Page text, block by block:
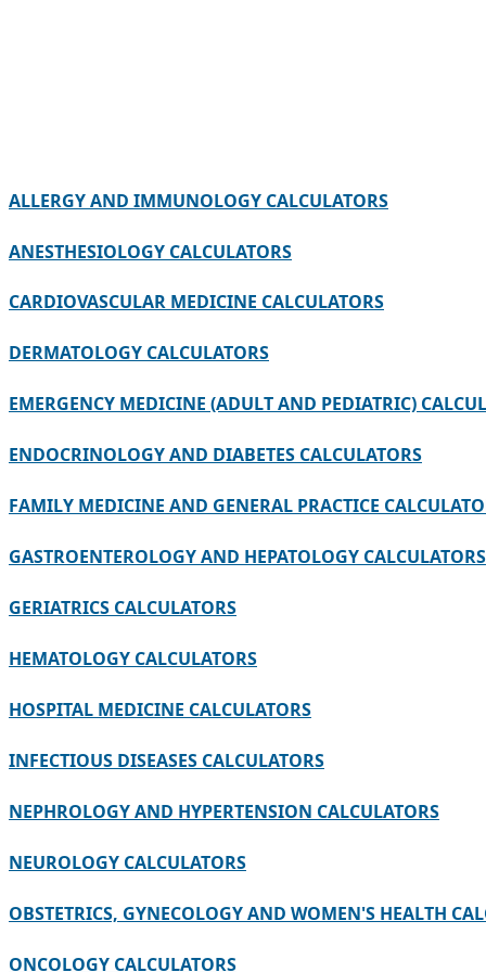
ALLERGY AND IMMUNOLOGY CALCULATORS
ANESTHESIOLOGY CALCULATORS
CARDIOVASCULAR MEDICINE CALCULATORS
DERMATOLOGY CALCULATORS
EMERGENCY MEDICINE (ADULT AND PEDIATRIC)
ENDOCRINOLOGY AND DIABETES CALCULATORS
FAMILY MEDICINE AND GENERAL PRACTICE
GASTROENTEROLOGY AND HEPATOLOGY CALCULATORS
GERIATRICS CALCULATORS
HEMATOLOGY CALCULATORS
HOSPITAL MEDICINE CALCULATORS
INFECTIOUS DISEASES CALCULATORS
NEPHROLOGY AND HYPERTENSION CALCULATORS
NEUROLOGY CALCULATORS
OBSTETRICS, GYNECOLOGY AND WOMEN'S HEALTH
ONCOLOGY CALCULATORS